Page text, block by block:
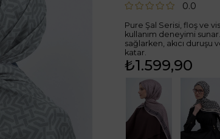
0.0
Pure Şal Serisi, floş ve
kullanım deneyimi
sağlarken, akıcı
katar.
₺1.599,90